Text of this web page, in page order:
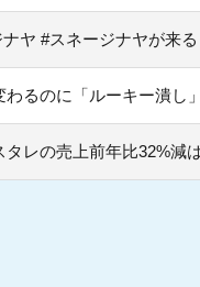
ヤ #スネージナヤが来
るのに「ルーキー潰し
レの売上前年比32%減